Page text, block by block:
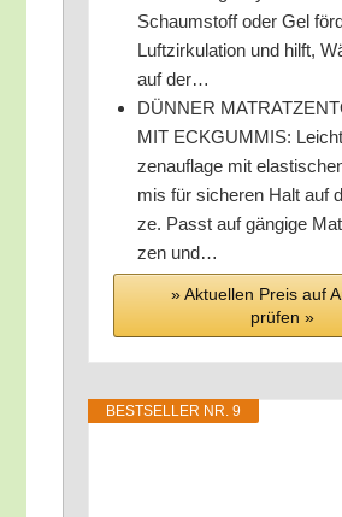
Schaum­stoff oder Gel
Luft­zir­ku­la­ti­on und hilft,
auf der…
DÜNNER
MIT ECKGUMMIS:
zen­auf­la­ge mit
mis für siche­ren Halt auf
ze. Passt auf gän­gi­ge
zen und…
» Aktu­el­len Preis auf
prü­fen »
BEST­SEL­LER NR. 9